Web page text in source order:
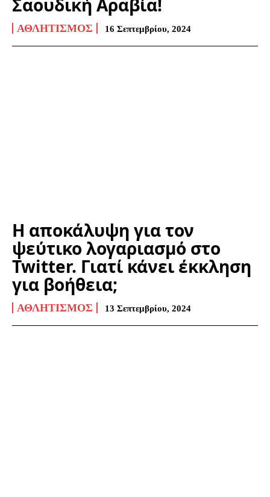
Σαουδική Αραβία!
ΑΘΛΗΤΙΣΜΌΣ 16 Σεπτεμβρίου, 2024
Η αποκάλυψη για τον
ψεύτικο λογαριασμό στο
Twitter. Γιατί κάνει έκκληση
για βοήθεια;
ΑΘΛΗΤΙΣΜΌΣ 13 Σεπτεμβρίου, 2024